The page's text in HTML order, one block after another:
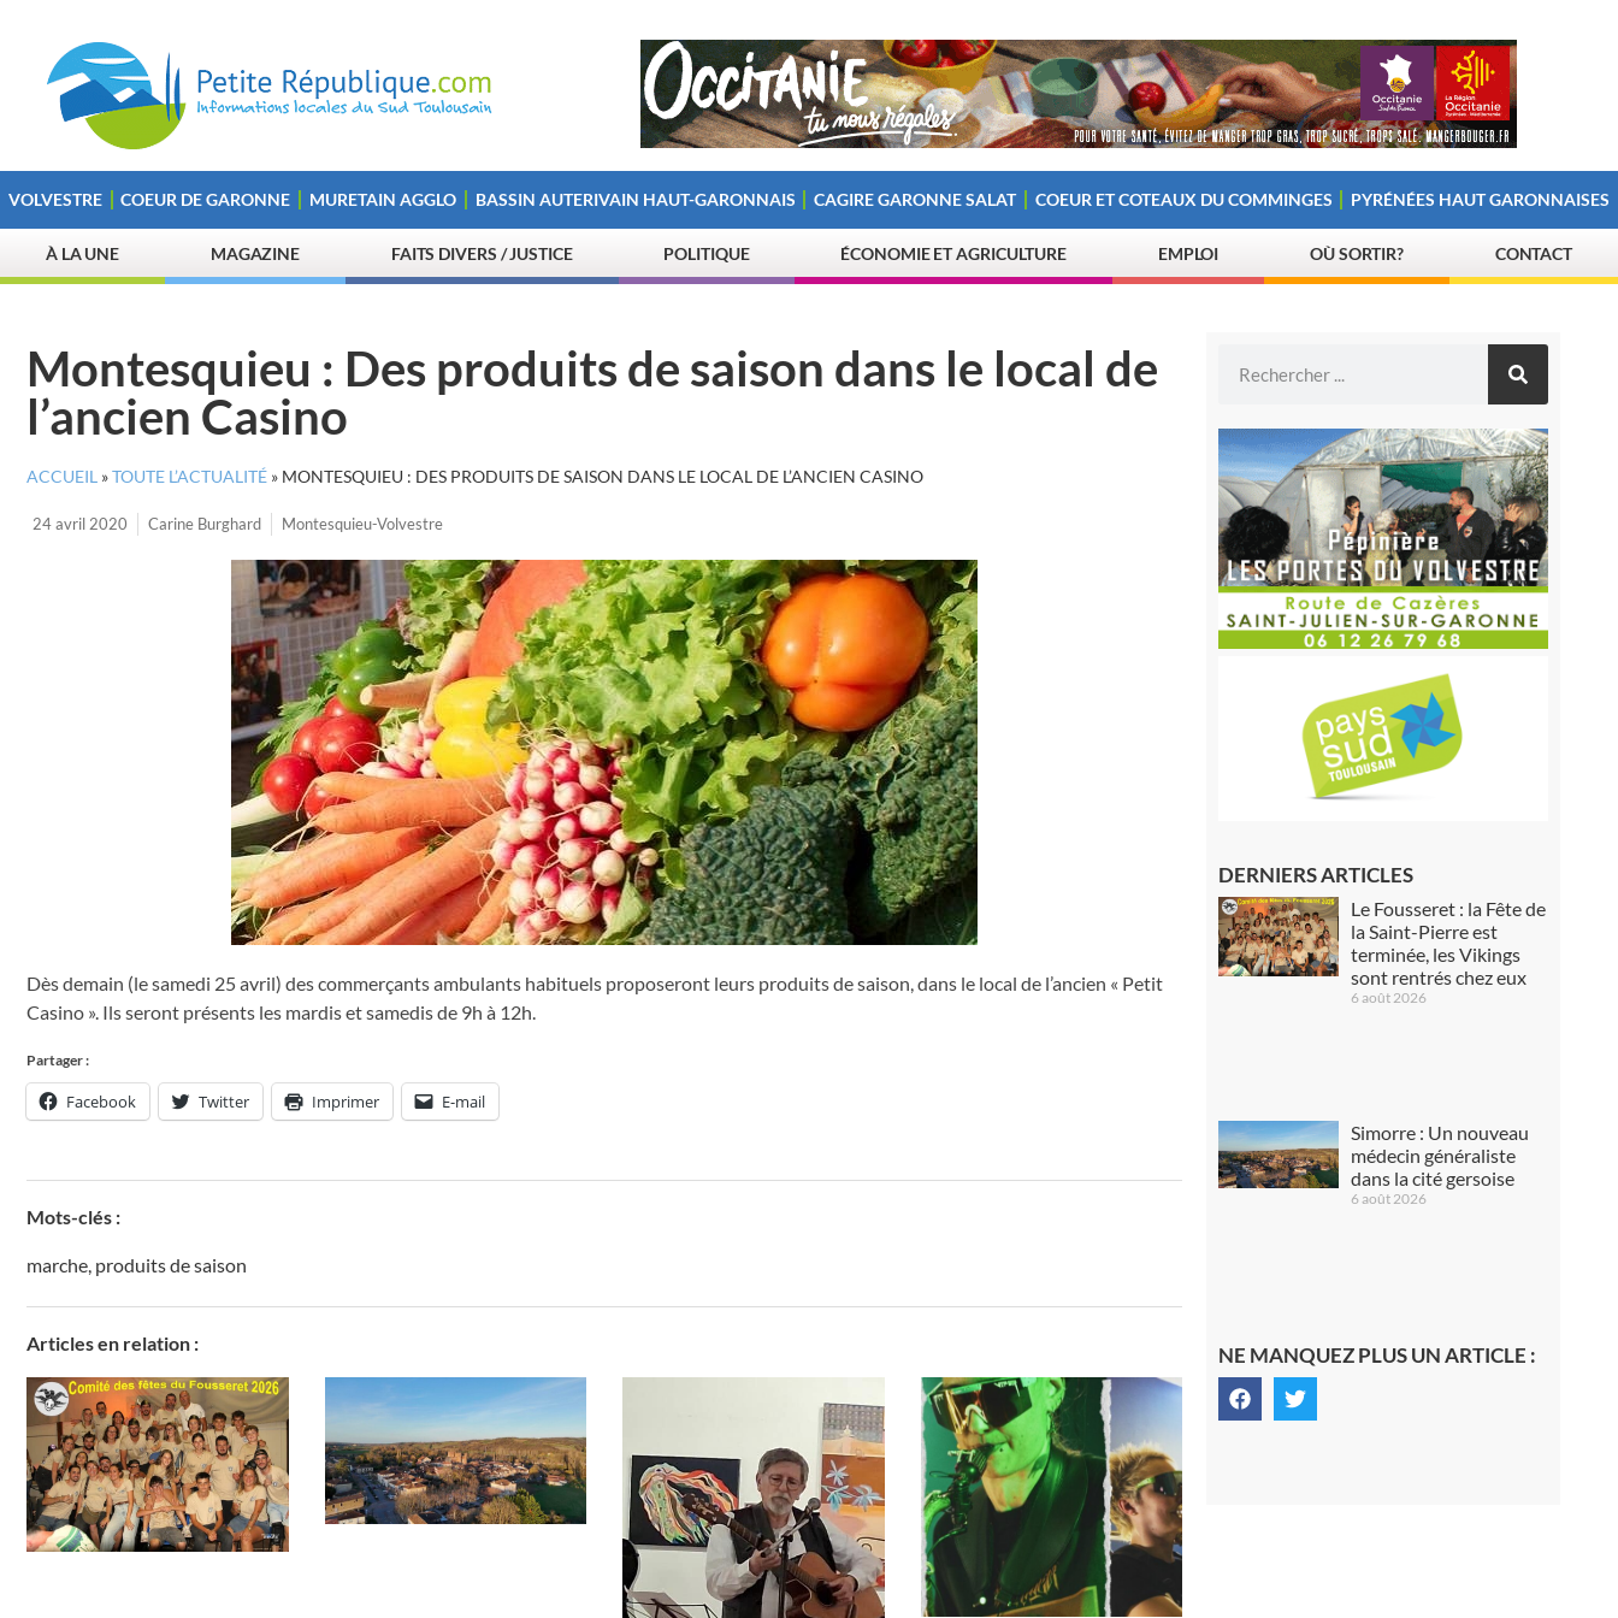
VOLVESTRE COEUR DE GARONNE MURETAIN AGGLO BASSIN AUTERIVAIN HAUT-GARONNAIS CAGIRE GARONNE SALAT COEUR ET COTEAUX DU COMMINGES PYRÉNÉES HAUT GARONNAISES
À LA UNE MAGAZINE FAITS DIVERS / JUSTICE POLITIQUE ÉCONOMIE ET AGRICULTURE EMPLOI OÙ SORTIR? CONTACT
Montesquieu : Des produits de saison dans le local de
l’ancien Casino
ACCUEIL »TOUTE L’ACTUALITÉ » MONTESQUIEU : DES PRODUITS DE SAISON DANS LE LOCAL DE L’ANCIEN CASINO
24 avril 2020 Carine Burghard Montesquieu-Volvestre
Dès demain (le samedi 25 avril) des commerçants ambulants habituels proposeront leurs produits de saison, dans le local de l’ancien « Petit
Casino ». Ils seront présents les mardis et samedis de 9h à 12h.
Partager :
Facebook Twitter Imprimer E-mail
Mots-clés :
marche, produits de saison
Articles en relation :
DERNIERS ARTICLES
Le Fousseret : la Fête de
la Saint-Pierre est
terminée, les Vikings
sont rentrés chez eux
6 août 2026
Simorre : Un nouveau
médecin généraliste
dans la cité gersoise
6 août 2026
NE MANQUEZ PLUS UN ARTICLE :